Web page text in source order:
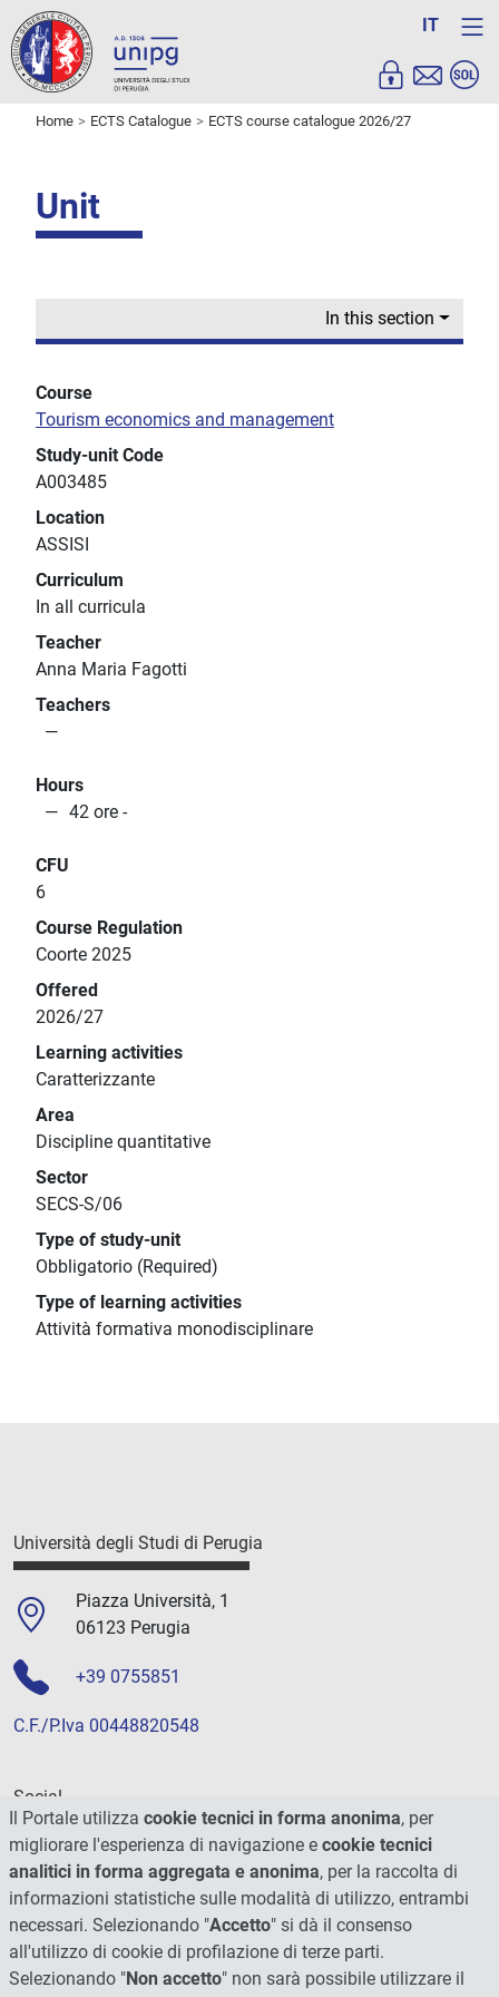
IT
Home ECTS Catalogue ECTS course catalogue 2026/27
Unit
In this section
Course
Tourism economics and management
Study-unit Code
A003485
Location
ASSISI
Curriculum
In all curricula
Teacher
Anna Maria Fagotti
Teachers
Hours
42 ore -
CFU
6
Course Regulation
Coorte 2025
Offered
2026/27
Learning activities
Caratterizzante
Area
Discipline quantitative
Sector
SECS-S/06
Type of study-unit
Obbligatorio (Required)
Type of learning activities
Attività formativa monodisciplinare
Università degli Studi di Perugia
Piazza Università, 1
06123 Perugia
+39 0755851
C.F./P.Iva 00448820548
Social
Il Portale utilizza cookie tecnici in forma anonima, per
migliorare l'esperienza di navigazione e cookie tecnici
analitici in forma aggregata e anonima, per la raccolta di
informazioni statistiche sulle modalità di utilizzo, entrambi
necessari. Selezionando "Accetto" si dà il consenso
all'utilizzo di cookie di profilazione di terze parti.
Selezionando "Non accetto" non sarà possibile utilizzare il